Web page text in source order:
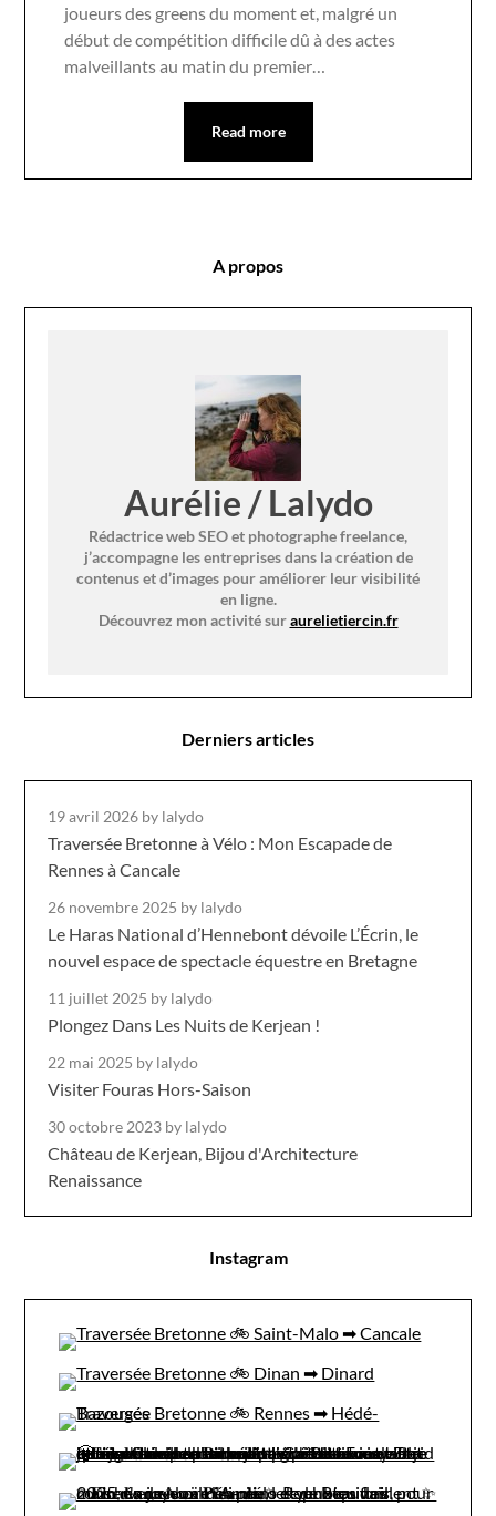
joueurs des greens du moment et, malgré un
début de compétition difficile dû à des actes
malveillants au matin du premier…
Read more
A propos
Aurélie / Lalydo
Rédactrice web SEO et photographe freelance,
j’accompagne les entreprises dans la création de
contenus et d’images pour améliorer leur visibilité
en ligne.
Découvrez mon activité suraurelietiercin.fr
Derniers articles
19 avril 2026 by lalydo
Traversée Bretonne à Vélo : Mon Escapade de
Rennes à Cancale
26 novembre 2025 by lalydo
Le Haras National d’Hennebont dévoile L’Écrin, le
nouvel espace de spectacle équestre en Bretagne
11 juillet 2025 by lalydo
Plongez Dans Les Nuits de Kerjean !
22 mai 2025 by lalydo
Visiter Fouras Hors-Saison
30 octobre 2023 by lalydo
Château de Kerjean, Bijou d'Architecture
Renaissance
Instagram